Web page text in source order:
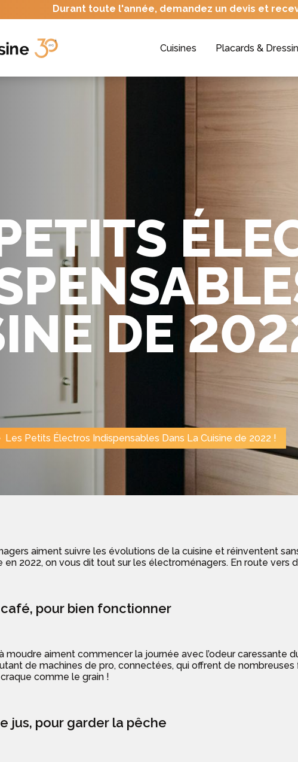
Durant toute l'année, demandez un devis et
Cuisines Placards &
Les Petits Électros Indispensables Dans La Cuisine de 2022 !
DE
aiment suivre les évolutions de la cuisine et réinventent
en 2022, on vous dit tout sur les électroménagers. En route vers
café, pour bien fonctionner
moudre aiment commencer la journée avec l’odeur caressante
de machines de pro, connectées, qui offrent de
comme le grain !
jus, pour garder la pêche